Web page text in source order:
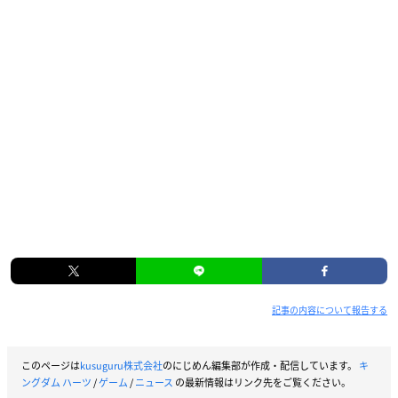
記事の内容について報告する
このページはkusuguru株式会社のにじめん編集部が作成・配信しています。 キ
ングダム ハーツ/ゲーム/ニュース の最新情報はリンク先をご覧ください。